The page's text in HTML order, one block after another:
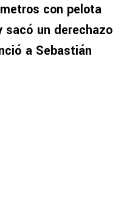
con pelota
sacó un derechazo
a Sebastián